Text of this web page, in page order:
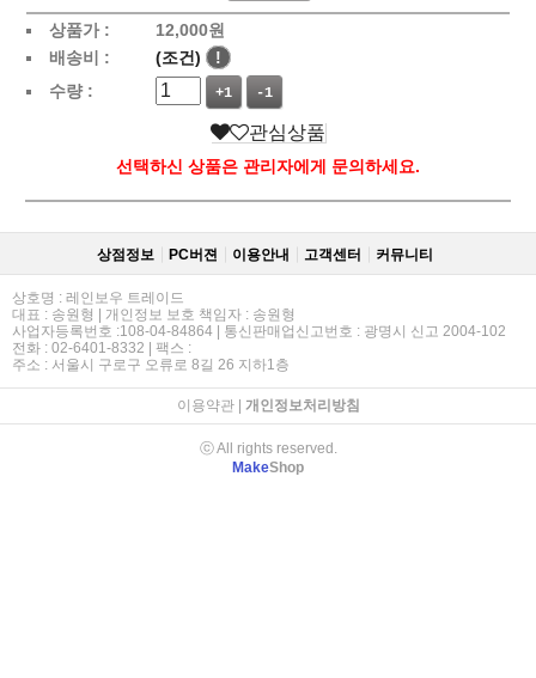
상품가 : 12,000원
배송비 :
(조건)
!
수량 :
+1 -1
관심상품
선택하신 상품은 관리자에게 문의하세요.
상점정보 PC버젼 이용안내 고객센터 커뮤니티
상호명 : 레인보우 트레이드
대표 : 송원형 | 개인정보 보호 책임자 : 송원형
사업자등록번호 :108-04-84864 | 통신판매업신고번호 : 광명시 신고 2004-102
전화 : 02-6401-8332 | 팩스 :
주소 : 서울시 구로구 오류로 8길 26 지하1층
이용약관| 개인정보처리방침
ⓒ All rights reserved.
MakeShop